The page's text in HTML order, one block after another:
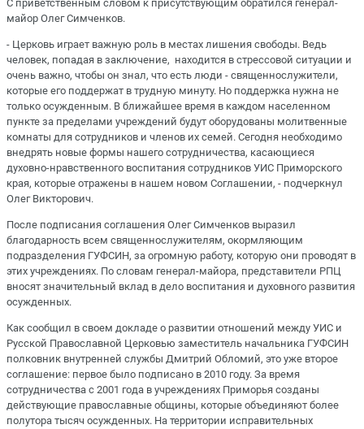
С приветственным словом к присутствующим обратился генерал-
майор Олег Симченков.
- Церковь играет важную роль в местах лишения свободы. Ведь
человек, попадая в заключение, находится в стрессовой ситуации и
очень важно, чтобы он знал, что есть люди - священнослужители,
которые его поддержат в трудную минуту. Но поддержка нужна не
только осужденным. В ближайшее время в каждом населенном
пункте за пределами учреждений будут оборудованы молитвенные
комнаты для сотрудников и членов их семей. Сегодня необходимо
внедрять новые формы нашего сотрудничества, касающиеся
духовно-нравственного воспитания сотрудников УИС Приморского
края, которые отражены в нашем новом Соглашении, - подчеркнул
Олег Викторович.
После подписания соглашения Олег Симченков выразил
благодарность всем священнослужителям, окормляющим
подразделения ГУФСИН, за огромную работу, которую они проводят в
этих учреждениях. По словам генерал-майора, представители РПЦ
вносят значительный вклад в дело воспитания и духовного развития
осужденных.
Как сообщил в своем докладе о развитии отношений между УИС и
Русской Православной Церковью заместитель начальника ГУФСИН
полковник внутренней службы Дмитрий Обломий, это уже второе
соглашение: первое было подписано в 2010 году. За время
сотрудничества с 2001 года в учреждениях Приморья созданы
действующие православные общины, которые объединяют более
полутора тысяч осужденных. На территории исправительных